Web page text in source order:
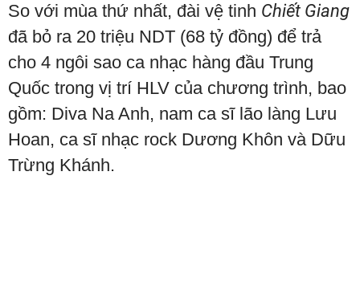
So với mùa thứ nhất, đài vệ tinh Chiết Giang
đã bỏ ra 20 triệu NDT (68 tỷ đồng) để trả
cho 4 ngôi sao ca nhạc hàng đầu Trung
Quốc trong vị trí HLV của chương trình, bao
gồm: Diva Na Anh, nam ca sĩ lão làng Lưu
Hoan, ca sĩ nhạc rock Dương Khôn và Dữu
Trừng Khánh.